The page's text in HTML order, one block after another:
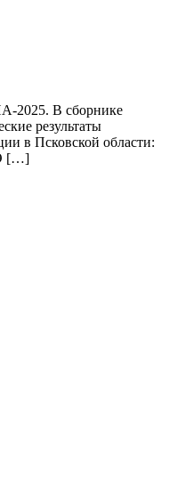
2025. В сборнике
результаты
в Псковской области:
[…]